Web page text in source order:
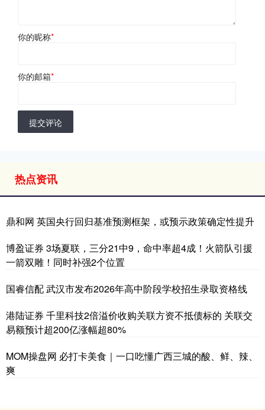
你的昵称*
你的邮箱*
提交评论
热点资讯
鼎和网 英国央行回归基准预测框架，或预示政策确定性提升
博盈证券 3场夏联，三分21中9，命中率超4成！火箭队引援
一箭双雕！同时补强2个位置
国睿信配 武汉市发布2026年高中阶段学校招生录取资格线
港陆证券 千里科技2倍溢价收购关联方资不抵债标的 关联交
易额预计超200亿涨幅超80%
MOM操盘网 必打卡美食｜一口吃懂广西三城的酸、鲜、辣、
爽